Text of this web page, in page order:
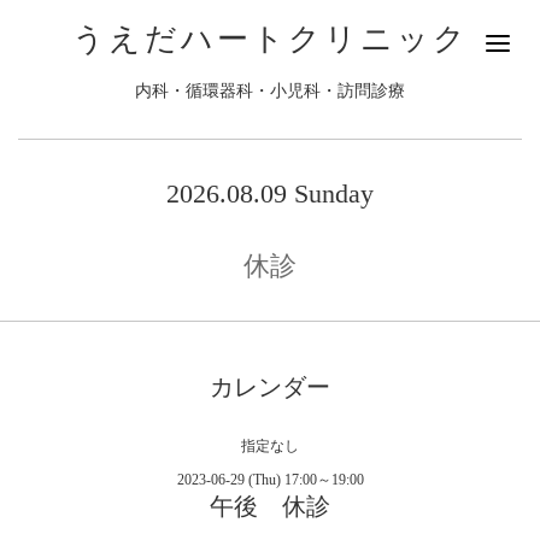
うえだハートクリニック
内科・循環器科・小児科・訪問診療
2026.08.09 Sunday
休診
カレンダー
指定なし
2023-06-29 (Thu) 17:00～19:00
午後 休診